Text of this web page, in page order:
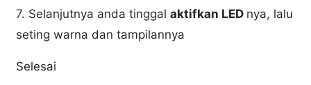
7. Selanjutnya anda tinggalaktifkan LED nya, lalu
seting warna dan tampilannya
Selesai